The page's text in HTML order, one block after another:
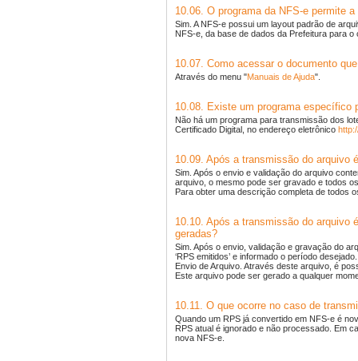
10.06. O programa da NFS-e permite
Sim. A NFS-e possui um layout padrão de
NFS-e, da base de dados da Prefeitura para o
10.07. Como acessar o documento
Através do menu "Manuais de Ajuda".
10.08. Existe um programa específico
Não há um programa para transmissão dos
Certificado Digital, no endereço eletrônico
10.09. Após a transmissão do arquivo
Sim. Após o envio e validação do arquivo
arquivo, o mesmo pode ser gravado e todos
Para obter uma descrição completa de todos
10.10. Após a transmissão do arquivo
geradas?
Sim. Após o envio, validação e gravação do
‘RPS emitidos’ e informado o período
Envio de Arquivo. Através deste arquivo, é
Este arquivo pode ser gerado a qualquer
10.11. O que ocorre no caso de
Quando um RPS já convertido em NFS-e é
RPS atual é ignorado e não processado. Em
nova NFS-e.